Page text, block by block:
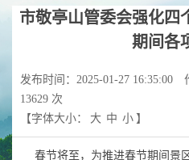
市敬亭山管委会强化四
期间各
发布时间：2025-01-27 16:35:00
13629 次
【字体大小：
大 中 小 】
春节将至，为推进春节期间景